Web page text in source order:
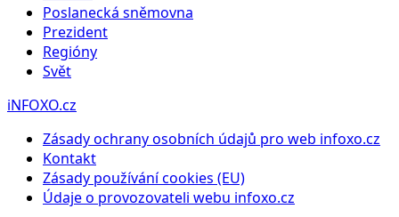
Poslanecká sněmovna
Prezident
Regióny
Svět
iNFOXO.cz
Zásady ochrany osobních údajů pro web infoxo.cz
Kontakt
Zásady používání cookies (EU)
Údaje o provozovateli webu infoxo.cz